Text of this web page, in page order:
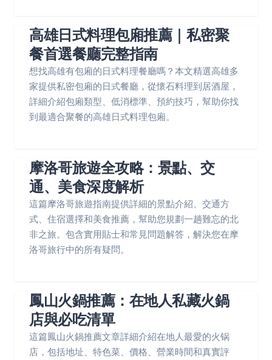
高雄日式料理包廂推薦｜私密聚
餐首選餐廳完整指南
想找高雄有包廂的日式料理餐廳嗎？本文精選高雄多
家提供私密包廂的日式餐廳，從懷石料理到居酒屋，
詳細介紹包廂類型、低消標準、預約技巧，幫助你找
到最適合聚餐的高雄日式料理包廂。
摩洛哥旅遊全攻略：景點、交
通、美食深度解析
這篇摩洛哥旅遊指南提供詳細的景點介紹、交通方
式、住宿選擇和美食推薦，幫助您規劃一趟難忘的北
非之旅。包含實用貼士和常見問題解答，解決您在摩
洛哥旅行中的所有疑問。
鳳山火鍋推薦：在地人私藏火鍋
店與必吃清單
這篇鳳山火鍋推薦文章詳細介紹在地人最愛的火锅
店，包括地址、特色菜、價格、營業時間和真實評